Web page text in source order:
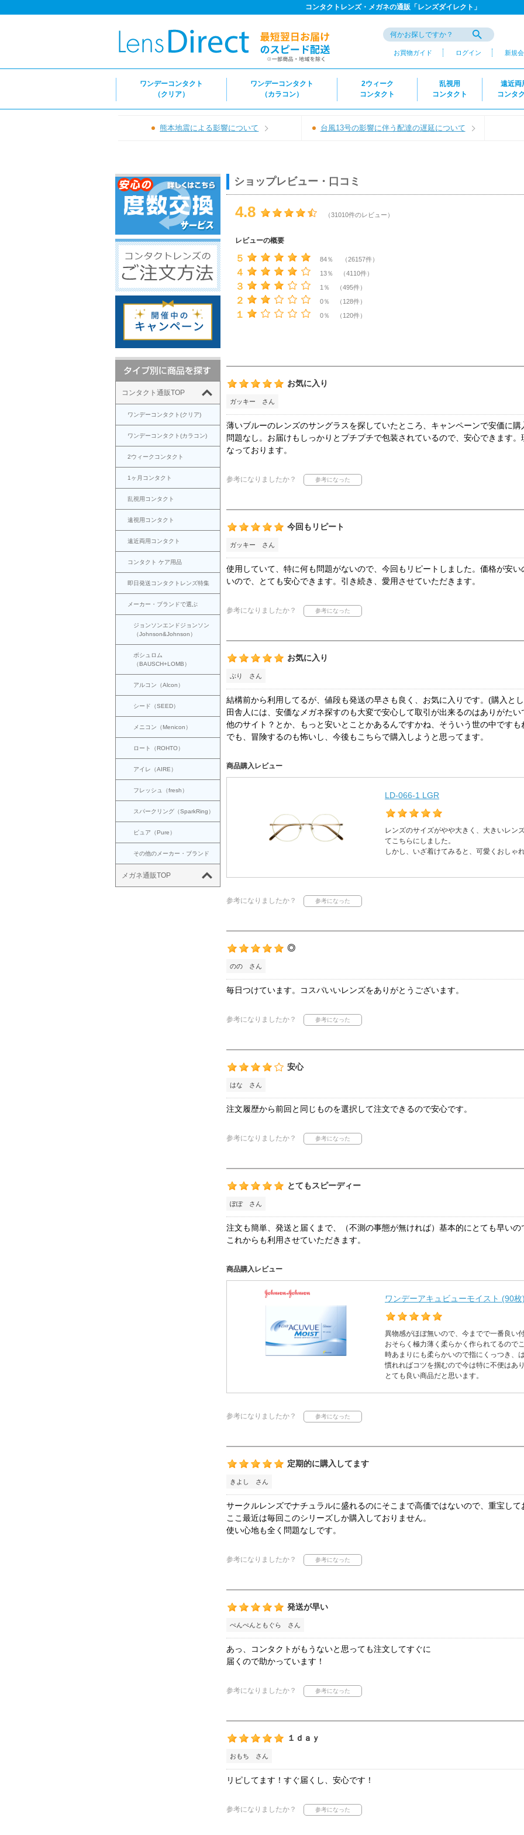
コンタクトレンズ・メガネの通販「レンズダイレクト」
お買物ガイド ログイン 新規
ワンデーコンタクト
（クリア）
ワンデーコンタクト
（カラコン）
2ウィーク
コンタクト
乱視用
コンタクト
遠近両
コンタ
熊本地震による影響について 台風13号の影響に伴う配達の遅延について
コンタクト通販TOP
ワンデーコンタクト(クリア)
ワンデーコンタクト(カラコン)
2ウィークコンタクト
1ヶ月コンタクト
乱視用コンタクト
遠視用コンタクト
遠近両用コンタクト
コンタクト ケア用品
即日発送コンタクトレンズ特集
メーカー・ブランドで選ぶ
ジョンソンエンドジョンソン
（Johnson&Johnson）
ボシュロム
（BAUSCH+LOMB）
アルコン（Alcon）
シード（SEED）
メニコン（Menicon）
ロート（ROHTO）
アイレ（AIRE）
フレッシュ（fresh）
スパークリング（SparkRing）
ピュア（Pure）
その他のメーカー・ブランド
メガネ通販TOP
ショップレビュー・口コミ
4.8 （31010件のレビュー）
レビューの概要
５ 84％ （26157件）
４ 13％ （4110件）
３ 1％ （495件）
２ 0％ （128件）
１ 0％ （120件）
お気に入り
ガッキー さん
薄いブルーのレンズのサングラスを探していたところ、キャンペーンで安価に
問題なし。お届けもしっかりとプチプチで包装されているので、安心できます
なっております。
参考になりましたか？
今回もリピート
ガッキー さん
使用していて、特に何も問題がないので、今回もリピートしました。価格が安
いので、とても安心できます。引き続き、愛用させていただきます。
参考になりましたか？
お気に入り
ぶり さん
結構前から利用してるが、値段も発送の早さも良く、お気に入りです。(購入と
田舎人には、安価なメガネ探すのも大変で安心して取引が出来るのはありがたい
他のサイト？とか、もっと安いとことかあるんですかね、そういう世の中ですも
でも、冒険するのも怖いし、今後もこちらで購入しようと思ってます。
商品購入レビュー
LD-066-1 LGR
レンズのサイズがやや大きく、大きいレン
てこちらにしました。
しかし、いざ着けてみると、可愛くおしゃ
参考になりましたか？
◎
のの さん
毎日つけています。コスパいいレンズをありがとうございます。
参考になりましたか？
安心
はな さん
注文履歴から前回と同じものを選択して注文できるので安心です。
参考になりましたか？
とてもスピーディー
ぽぽ さん
注文も簡単、発送と届くまで、（不測の事態が無ければ）基本的にとても早いの
これからも利用させていただきます。
商品購入レビュー
ワンデーアキュビューモイスト (90枚)
異物感がほぼ無いので、今までで一番良い
おそらく極力薄く柔らかく作られてるので
時あまりにも柔らかいので指にくっつき、
慣れればコツを掴むので今は特に不便はあり
とても良い商品だと思います。
参考になりましたか？
定期的に購入してます
きよし さん
サークルレンズでナチュラルに盛れるのにそこまで高価ではないので、重宝して
ここ最近は毎回このシリーズしか購入しておりません。
使い心地も全く問題なしです。
参考になりましたか？
発送が早い
ぺんぺんともぐら さん
あっ、コンタクトがもうないと思っても注文してすぐに
届くので助かっています！
参考になりましたか？
１‪ｄａｙ
おもち さん
リピしてます！すぐ届くし、安心です！
参考になりましたか？